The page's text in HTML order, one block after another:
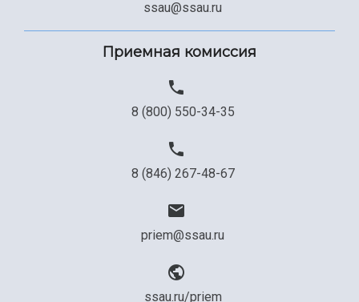
ssau@ssau.ru
Приемная комиссия
8 (800) 550-34-35
8 (846) 267-48-67
priem@ssau.ru
ssau.ru/priem